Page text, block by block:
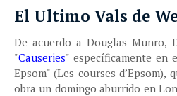
El Ultimo Vals de
De acuerdo a Douglas Munro,
"Causeries" específicamente en
Epsom" (Les courses d’Epsom),
obra un domingo aburrido en